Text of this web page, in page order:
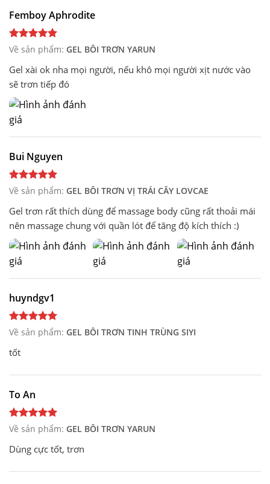
Femboy Aphrodite
Về sản phẩm: GEL BÔI TRƠN YARUN
Gel xài ok nha mọi người, nếu khô mọi người xịt nước vào
sẽ trơn tiếp đó
Bui Nguyen
Về sản phẩm: GEL BÔI TRƠN VỊ TRÁI CÂY LOVCAE
Gel trơn rất thích dùng để massage body cũng rất thoải mái
nên massage chung với quần lót để tăng độ kích thích :)
huyndgv1
Về sản phẩm: GEL BÔI TRƠN TINH TRÙNG SIYI
tốt
To An
Về sản phẩm: GEL BÔI TRƠN YARUN
Dùng cực tốt, trơn